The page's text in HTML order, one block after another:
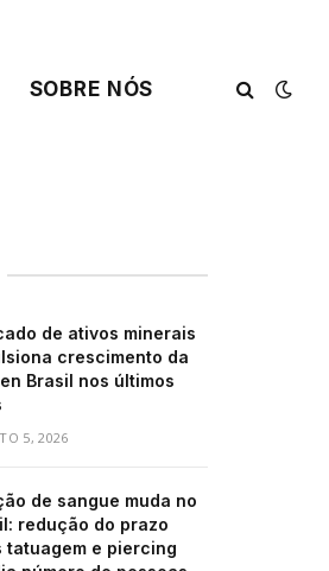
SOBRE NÓS
de ativos minerais
crescimento da
Brasil nos últimos
5, 2026
de sangue muda no
redução do prazo
tatuagem e piercing